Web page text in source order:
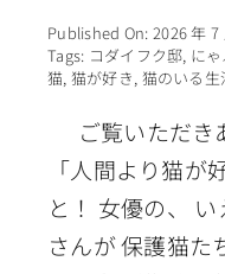
Published On: 2026 年 7
Tags: コダイフク邸, に
猫, 猫が好き, 猫のいる生
ご覧いただき
「人間より猫
と！ 女優の、
さんが 保護猫た